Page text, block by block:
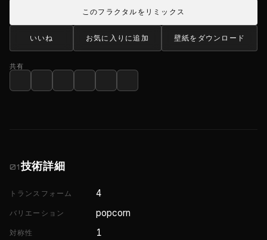
このフラクタルをリミックス
いいね お気に入りに追加 壁紙をダウンロード
共有
01技術詳細
トランスフォーム 4
バリエーション popcorn
対称性 1